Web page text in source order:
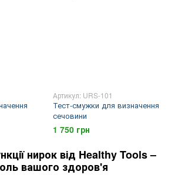
Артикул: URS-101
Тест-смужки для визначення
сечовини
1 750 грн
нирок від Healthy Tools –
вашого здоров'я